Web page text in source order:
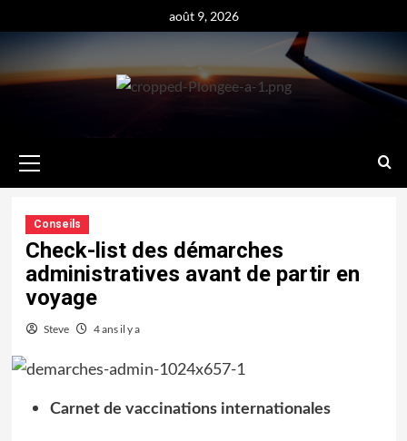
au
août 9, 2026
principal
Conseils
Check-list des démarches
administratives avant de partir en
voyage
Steve 4 ans il y a
Carnet de vaccinations internationales